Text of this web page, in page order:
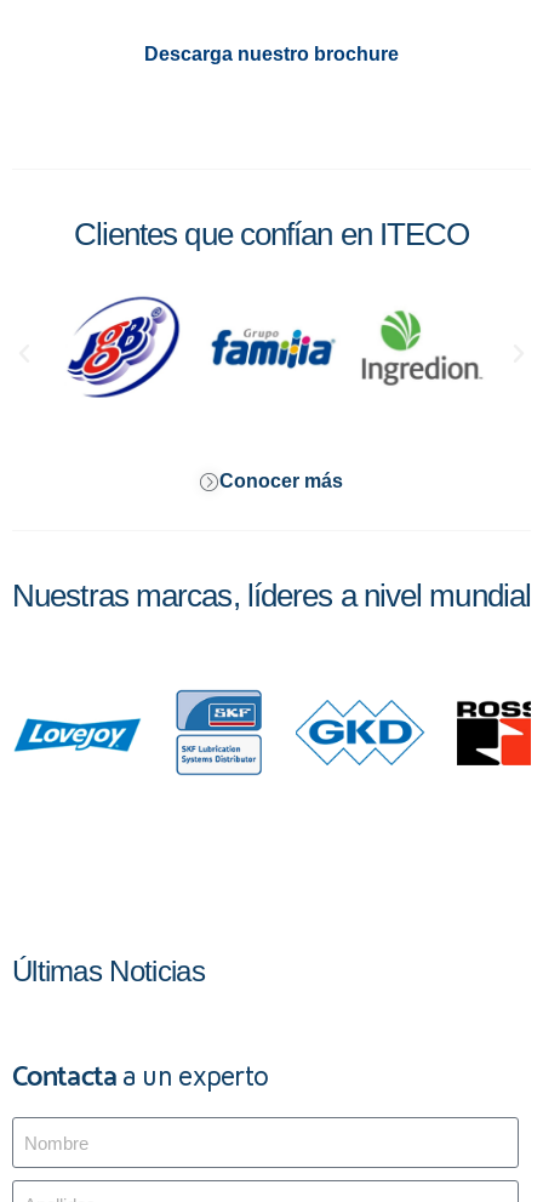
Descarga nuestro brochure
Clientes que confían en ITECO
Conocer más
Nuestras marcas, líderes a nivel mundial
Últimas Noticias
Contacta a un experto